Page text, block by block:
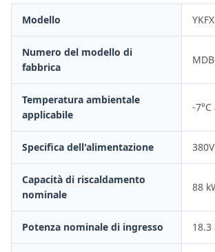
Modello
Numero del modello di
fabbrica
Temperatura ambientale
applicabile
-7°C
Specifica dell'alimentazione
Capacità di riscaldamento
nominale
88
Potenza nominale di ingresso 18.3